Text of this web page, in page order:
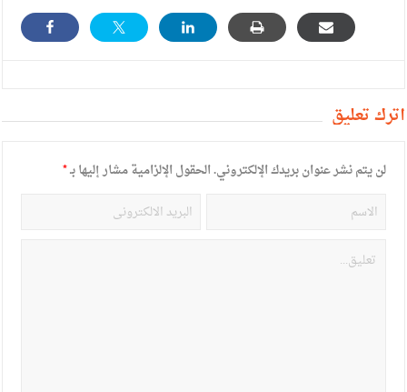
أترك تعليق
لن يتم نشر عنوان بريدك الإلكتروني.الحقول الإلزامية مشار إليها بـ*